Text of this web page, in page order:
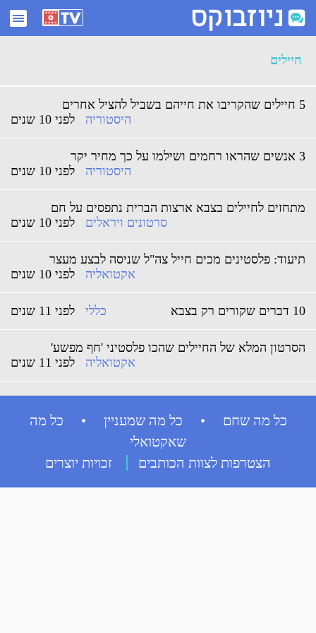
ארכיון חיילים - ניוזבוקס
חיילים
5 חיילים שהקריבו את חייהם בשביל להציל אחרים
לפני 10 שנים
היסטוריה
3 אנשים שהראו רחמים ושילמו על כך מחיר יקר
לפני 10 שנים
היסטוריה
מתחזים לחיילים בצבא ארצות הברית נתפסים על חם
לפני 10 שנים
סרטונים ויראלים
תיעוד: פלסטינים מכים חייל צה"ל שניסה לבצע מעצר
לפני 10 שנים
אקטואליה
10 דברים שקורים רק בצבא לפני 11 שנים כללי
הסרטון המלא של החיילים שהכו פלסטיני 'חף מפשע'
לפני 11 שנים
אקטואליה
כל מה שחם • כל מה שמעניין • כל מה
שאקטואלי
הצטרפות לצוות הכותבים
זכויות יוצרים